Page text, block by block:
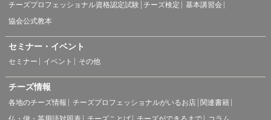
チーズプロフェッショナル資格認定試験 チーズ検定
基本講習会
協会公式教本
セミナー・イベント
セミナー イベント その他
チーズ情報
各地のチーズ情報 チーズプロフェッショナルがいるお店 関連書籍